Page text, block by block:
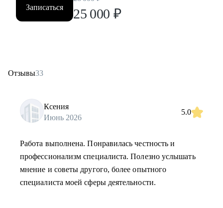
Записаться 25 000 ₽
Отзывы33
Ксения
Июнь 2026
5.0
Работа выполнена. Понравилась честность и
профессионализм специалиста. Полезно услышать
мнение и советы другого, более опытного
специалиста моей сферы деятельности.